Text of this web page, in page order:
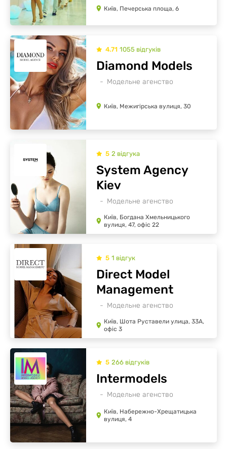
Київ, Печерська площа, 6
4.71 1055 відгуків
Модельне агенство
Diamond Models
Київ, Межигірська вулиця, 30
5 2 відгукa
Модельне агенство
System Agency
Kiev
Київ, Богдана Хмельницького
вулиця, 47, офіс 22
5 1 відгук
Модельне агенство
Direct Model
Management
Київ, Шота Руставели улица, 33А,
офіс 3
5 266 відгуків
Модельне агенство
Intermodels
Київ, Набережно-Хрещатицька
вулиця, 4